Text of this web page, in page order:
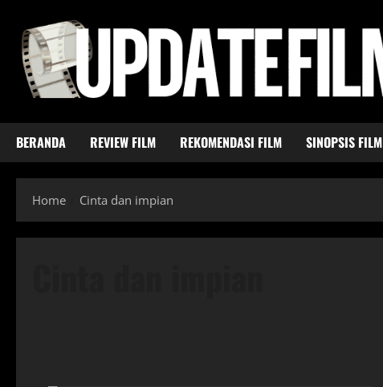
content
BERANDA REVIEW FILM REKOMENDASI FILM SINOPSIS FILM
Home Cinta dan impian